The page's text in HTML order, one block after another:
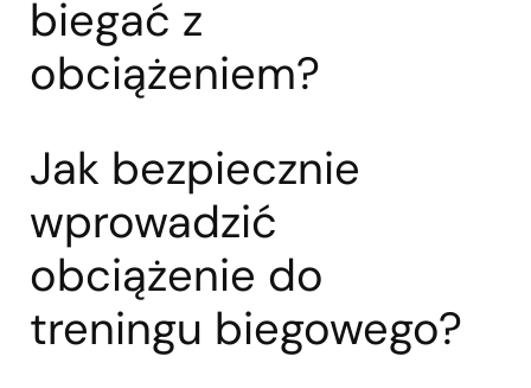
biegać z
obciążeniem?
Jak bezpiecznie
wprowadzić
obciążenie do
treningu biegowego?